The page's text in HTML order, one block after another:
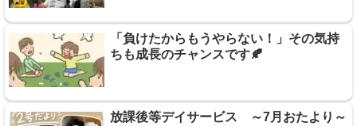
「負けたからもうやらない！」その気持
ちも成長のチャンスです🍂
放課後等デイサービス ～7月おたより～